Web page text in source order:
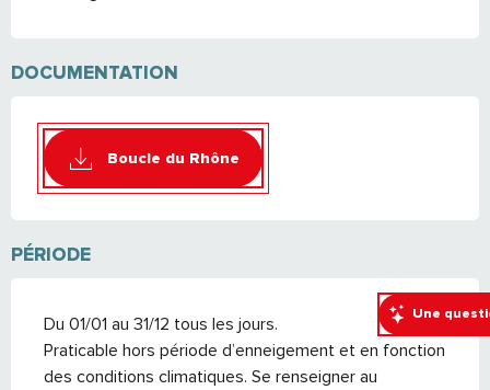
Une
DOCUMENTATION
Boucle du Rhône
PÉRIODE
Du 01/01 au 31/12 tous les jours.
Praticable hors période d’enneigement et en fonction
des conditions climatiques. Se renseigner au